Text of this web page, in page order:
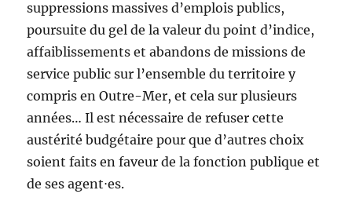
suppressions massives d’emplois publics,
poursuite du gel de la valeur du point d’indice,
affaiblissements et abandons de missions de
service public sur l’ensemble du territoire y
compris en Outre-Mer, et cela sur plusieurs
années… Il est nécessaire de refuser cette
austérité budgétaire pour que d’autres choix
soient faits en faveur de la fonction publique et
de ses agent⋅es.